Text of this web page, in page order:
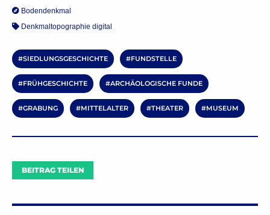
Bodendenkmal
Denkmaltopographie digital
SIEDLUNGSGESCHICHTE FUNDSTELLE
FRÜHGESCHICHTE ARCHÄOLOGISCHE FUNDE
GRABUNG MITTELALTER THEATER MUSEUM
BEITRAG TEILEN